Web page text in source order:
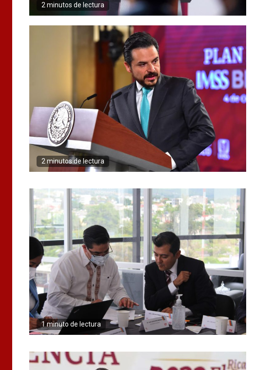
2 minutos de lectura
2 minutos de lectura
1 minuto de lectura